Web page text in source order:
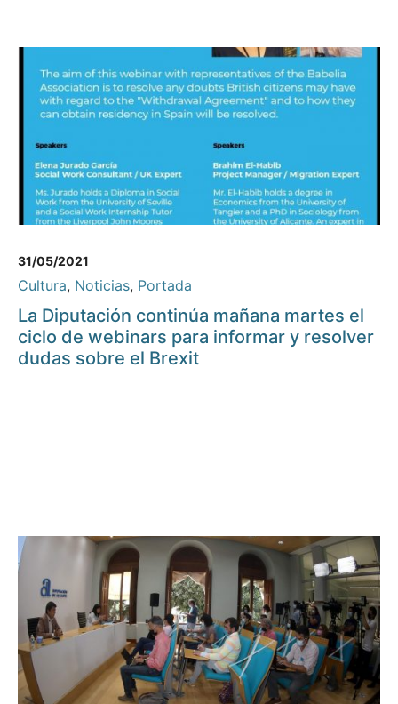
31/05/2021
Cultura, Noticias, Portada
La Diputación continúa mañana martes el
ciclo de webinars para informar y resolver
dudas sobre el Brexit